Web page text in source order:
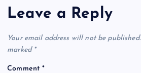
a
v
i
Leave a Reply
Your email address will not be published.
marked *
Comment*